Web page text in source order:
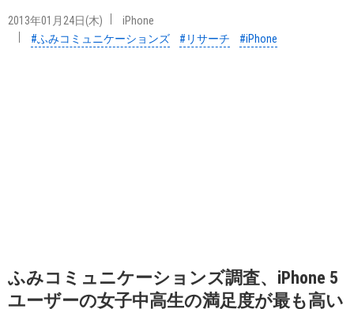
2013年01月24日(木)
iPhone
#ふみコミュニケーションズ
#リサーチ #iPhone
ふみコミュニケーションズ調査、iPhone 5
ユーザーの女子中高生の満足度が最も高い